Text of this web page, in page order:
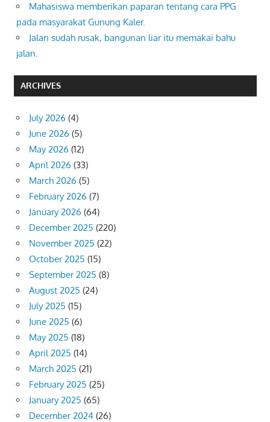
Mahasiswa memberikan paparan tentang cara PPG
pada masyarakat Gunung Kaler.
Jalan sudah rusak, bangunan liar itu memakai bahu
jalan.
ARCHIVES
July 2026 (4)
June 2026 (5)
May 2026 (12)
April 2026 (33)
March 2026 (5)
February 2026 (7)
January 2026 (64)
December 2025 (220)
November 2025 (22)
October 2025 (15)
September 2025 (8)
August 2025 (24)
July 2025 (15)
June 2025 (6)
May 2025 (18)
April 2025 (14)
March 2025 (21)
February 2025 (25)
January 2025 (65)
December 2024 (26)